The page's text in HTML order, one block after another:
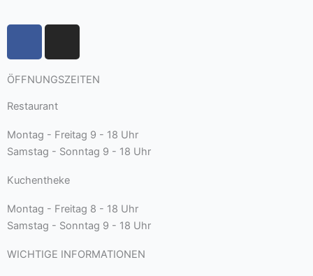
e
b
o
k
-
f
t
r
a
ÖFFNUNGSZEITEN
Restaurant
Montag - Freitag 9 - 18 Uhr
Samstag - Sonntag 9 - 18 Uhr
Kuchentheke
Montag - Freitag 8 - 18 Uhr
Samstag - Sonntag 9 - 18 Uhr
WICHTIGE INFORMATIONEN